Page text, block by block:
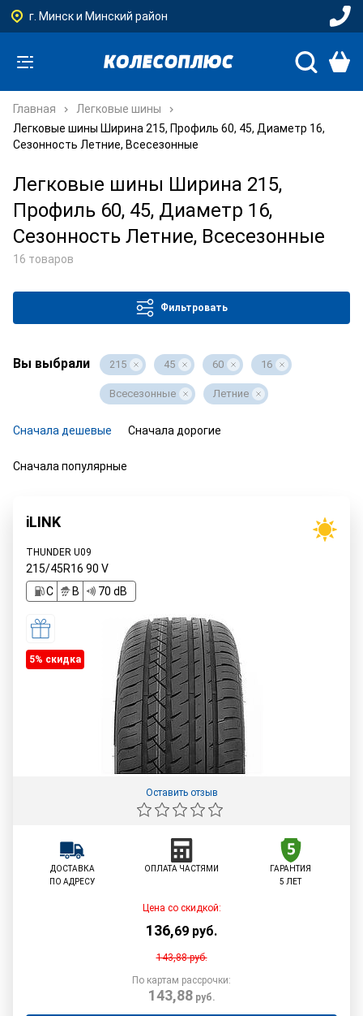
г. Минск и Минский район
Главная
Легковые шины
Легковые шины Ширина 215, Профиль 60, 45, Диаметр 16,
Сезонность Летние, Всесезонные
Легковые шины Ширина 215,
Профиль 60, 45, Диаметр 16,
Сезонность Летние, Всесезонные
16 товаров
Фильтровать
Вы выбрали 215 45 60 16
Всесезонные Летние
Сначала дешевые Сначала дорогие
Сначала популярные
iLINK
THUNDER U09
215/45R16 90 V
C
B 70 dB
5% cкидка
Оставить отзыв
ДОСТАВКА
ПО АДРЕСУ
ОПЛАТА ЧАСТЯМИ
ГАРАНТИЯ
5 ЛЕТ
Цена со скидкой:
136,69 руб.
143,88руб.
По картам рассрочки:
143,88руб.